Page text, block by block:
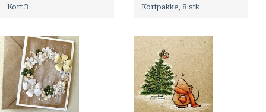
Kort 3 Kortpakke, 8 stk